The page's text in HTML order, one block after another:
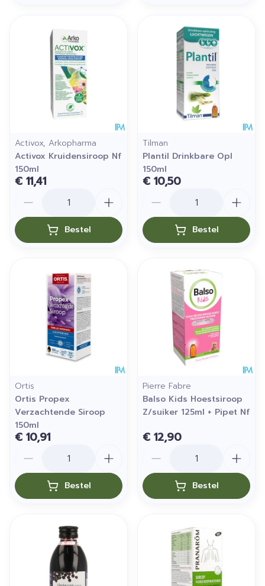
Activox, Arkopharma
Activox Kruidensiroop Nf
150ml
€ 11,41
Bestel
Tilman
Plantil Drinkbare Opl
150ml
€ 10,50
Bestel
Ortis
Ortis Propex
Verzachtende Siroop
150ml
€ 10,91
Bestel
Pierre Fabre
Balso Kids Hoestsiroop
Z/suiker 125ml + Pipet Nf
€ 12,90
Bestel